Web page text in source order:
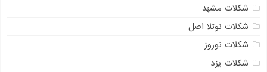
شکلات مشهد
شکلات نوتلا اصل
شکلات نوروز
شکلات یزد